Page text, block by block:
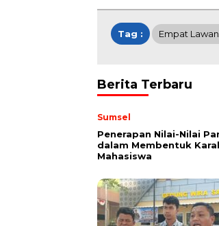
Tag : Empat
Berita Terbaru
Sumsel
Penerapan Nilai-Nilai
dalam Membentuk
Mahasiswa